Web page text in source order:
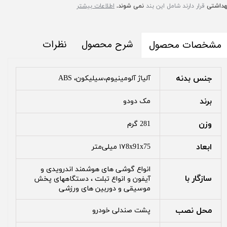
قرار دارند شامل این بند نمی شوند. اطلاعات بیشتر
مشخصات محصول شرح محصول نظرات
جنس بدنه آلیاژ آلومینیوم،سیلیکون، ABS
برند مک دودو
وزن 281 گرم
ابعاد ۱۷8x91x75 میلی‌متر
سازگار با
انواع گوشی های هوشمند اندرویدی و
آیفون و انواع تبلت ، دستگاههای پخش
موسیقی و دوربین های ورزشی
محل نصب پشت صندلی خودرو